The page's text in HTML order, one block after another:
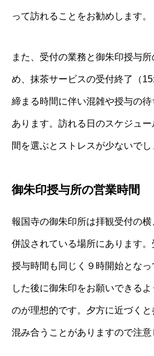
って訪れることをお勧めします。
また、受付の業務と御朱印授与
め、抹茶サービスの受付終了（
締まる時間に伴い混雑や授与の
あります。訪れる日のスケジュ
間を選ぶとストレスが少ないでし
御朱印授与所の営業時間
報国寺の御朱印所は拝観受付の
併設されている場所にあります。
授与時間も同じく９時開始とな
した後に御朱印をお願いできる
のが理想的です。夕方に近づく
混み合うことがありますので注意